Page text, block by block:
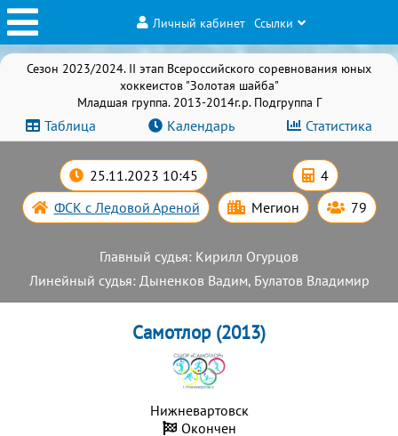
Личный кабинет Ссылки
Сезон 2023/2024. II этап Всероссийского соревнования юных
хоккеистов "Золотая шайба"
Младшая группа. 2013-2014г.р. Подгруппа Г
Таблица Календарь Статистика
25.11.2023 10:45 4
ФСК с Ледовой Ареной Мегион 79
Главный судья: Кирилл Огурцов
Линейный судья: Дыненков Вадим, Булатов Владимир
Самотлор (2013)
Нижневартовск
Окончен